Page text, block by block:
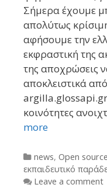
Σήμερα έχουμε
απολύτως
αφήσουμε την
εκφραστική της
της αποχρώσεις
αποκλειστικά
argilla.glossapi.gr
κοινότητες
more
Categories
news, Open source
εκπαιδευτικό
Leave a comment